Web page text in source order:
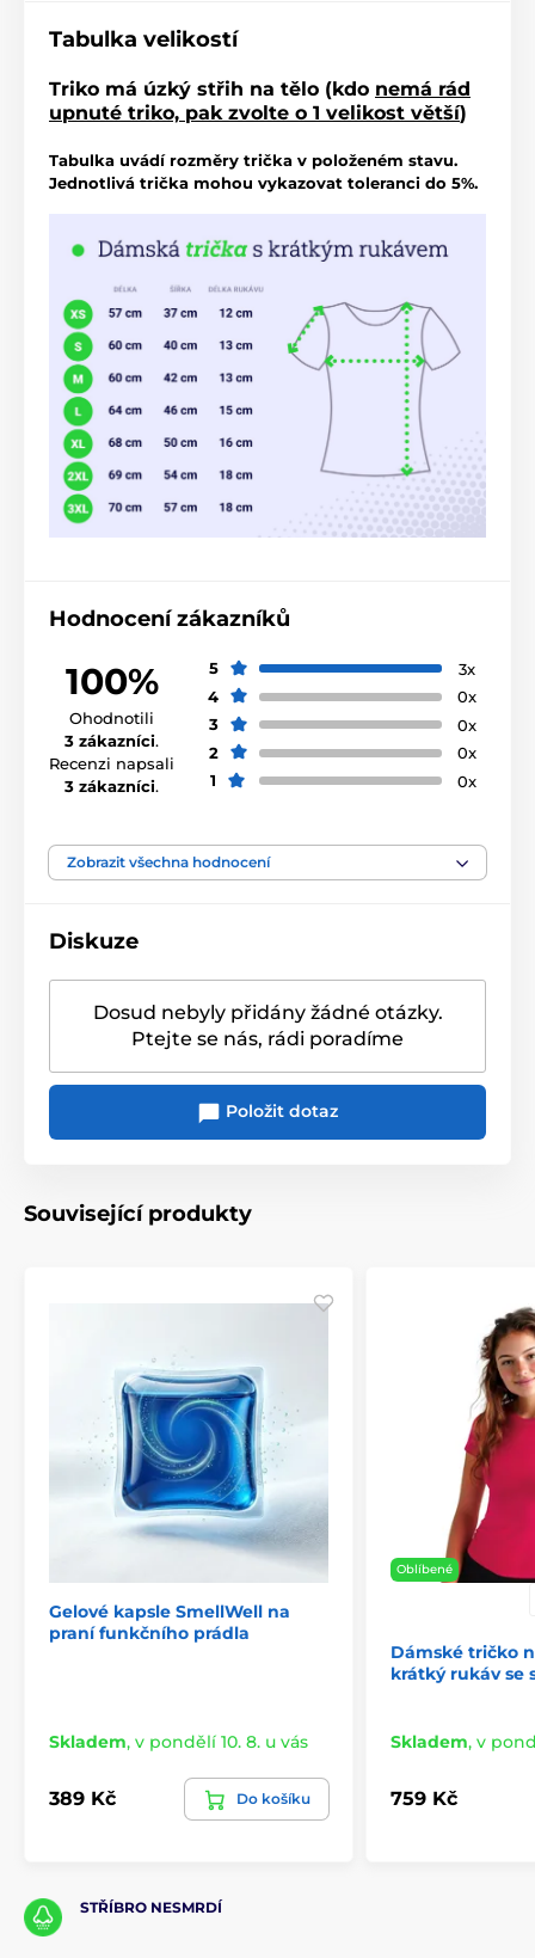
Tabulka velikostí
Triko má úzký střih na tělo (kdo nemá rád
upnuté triko, pak zvolte o 1 velikost větší)
Tabulka uvádí rozměry trička v položeném stavu.
Jednotlivá trička mohou vykazovat toleranci do 5%.
Hodnocení zákazníků
100%
Ohodnotili
3 zákazníci.
Recenzi napsali
3 zákazníci.
5
3x
4
0x
3
0x
2
0x
1
0x
Zobrazit všechna hodnocení
Diskuze
Dosud nebyly přidány žádné otázky.
Ptejte se nás, rádi poradíme
Položit dotaz
Související produkty
Gelové kapsle SmellWell na
praní funkčního prádla
Skladem, v pondělí 10. 8. u vás
389 Kč Do košíku
Oblíbené
Dámské tričko
krátký rukáv se
Skladem, v
759 Kč
STŘÍBRO NESMRDÍ